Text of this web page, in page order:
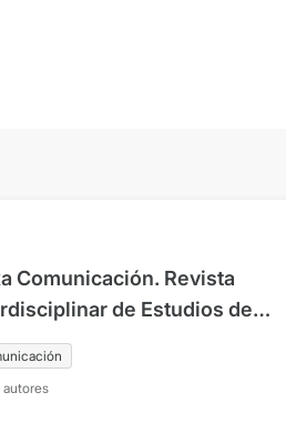
Comunicación. Revista
de Estudios de
y Ciencias Sociales.
Nº34 enero-junio 2022
autores